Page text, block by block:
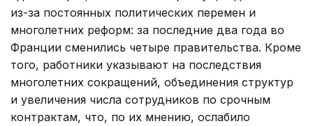
из-за постоянных политических перемен и
многолетних реформ: за последние два года во
Франции сменились четыре правительства. Кроме
того, работники указывают на последствия
многолетних сокращений, объединения структур
и увеличения числа сотрудников по срочным
контрактам, что, по их мнению, ослабило